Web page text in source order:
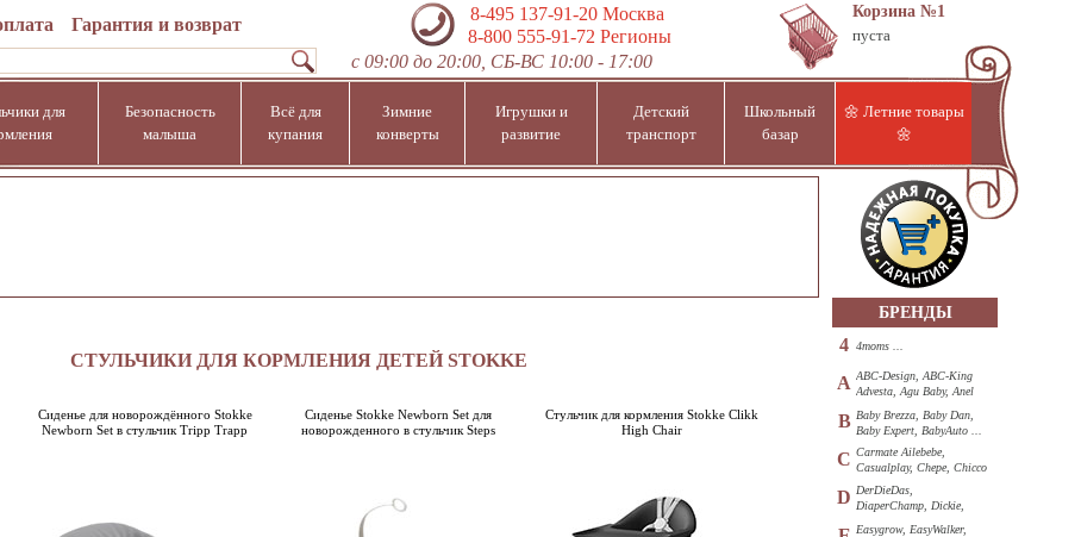
Гарантия и возврат
8-495 137-91-20Москва
8-800 555-91-72 Регионы
с 09:00 до 20:00, СБ-ВС 10:00 - 17:00
Корзина №1
пуста
для
Безопасность
малыша
Всё для
купания
Зимние
конверты
Игрушки и
развитие
Детский
транспорт
Школьный
базар
🌼 Летние товары
🌼
СТУЛЬЧИКИ ДЛЯ КОРМЛЕНИЯ ДЕТЕЙ STOKKE
Сиденье для новорождённого Stokke
Newborn Set в стульчик Tripp Trapp
Сиденье Stokke Newborn Set для
новорожденного в стульчик Steps
Стульчик для кормления Stokke Clikk
High Chair
БРЕНДЫ
4 4moms ...
A ABC-Design, ABC-King
Advesta, Agu Baby, Anel
B Baby Brezza, Baby Dan,
Baby Expert, BabyAuto ...
C Carmate Ailebebe,
Casualplay, Chepe, Chicco
D DerDieDas,
DiaperChamp, Dickie,
Easygrow, EasyWalker,